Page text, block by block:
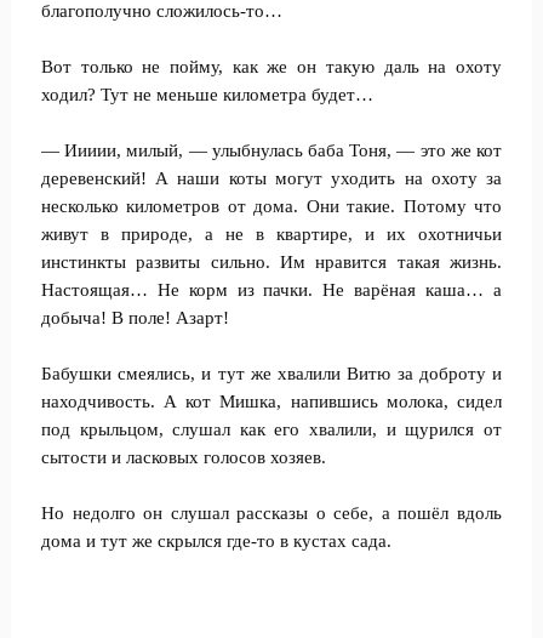
благополучно сложилось-то…
Вот только не пойму, как же он такую даль на охоту
ходил? Тут не меньше километра будет…
— Иииии, милый, — улыбнулась баба Тоня, — это же кот
деревенский! А наши коты могут уходить на охоту за
несколько километров от дома. Они такие. Потому что
живут в природе, а не в квартире, и их охотничьи
инстинкты развиты сильно. Им нравится такая жизнь.
Настоящая… Не корм из пачки. Не варёная каша… а
добыча! В поле! Азарт!
Бабушки смеялись, и тут же хвалили Витю за доброту и
находчивость. А кот Мишка, напившись молока, сидел
под крыльцом, слушал как его хвалили, и щурился от
сытости и ласковых голосов хозяев.
Но недолго он слушал рассказы о себе, а пошёл вдоль
дома и тут же скрылся где-то в кустах сада.